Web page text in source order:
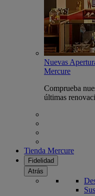
Nuevas
Mercure
Comprueba
últimas
Tienda Mercure
Fidelidad
Atrás